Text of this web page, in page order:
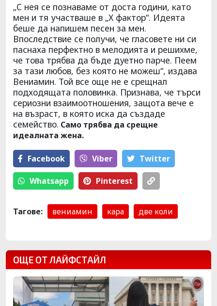
„С нея се познаваме от доста години, като
мен и тя участваше в „X фактор“. Идеята
беше да напишем песен за мен.
Впоследствие се получи, че гласовете ни си
паснаха перфектно в мелодията и решихме,
че това трябва да бъде дуетно парче. Пеем
за тази любов, без която не можеш“, издава
Вениамин. Той все още не е срещнал
подходящата половинка. Признава, че търси
сериозни взаимоотношения, защота вече е
на възраст, в която иска да създаде
семейство. Само трябва да срещне
идеалната жена.
Facebook Viber Тwitter
Whatsapp Pinterest
Тагове: вениамин кара две коли
ОЩЕ ОТ ЛАЙФСТАЙЛ